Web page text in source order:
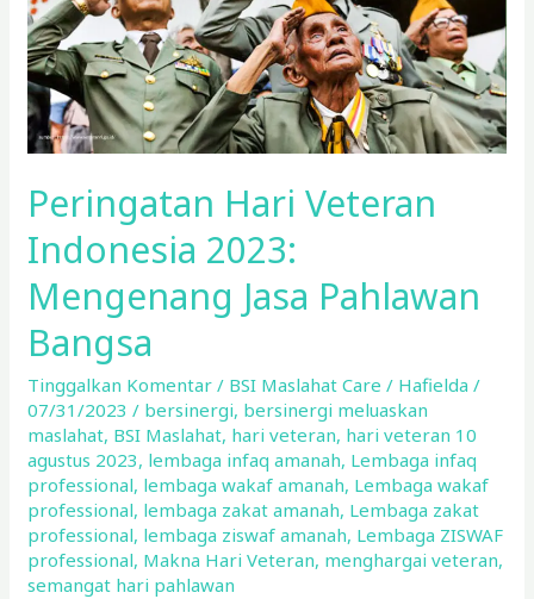
Peringatan Hari Veteran
Indonesia 2023:
Mengenang Jasa Pahlawan
Bangsa
Tinggalkan Komentar / BSI Maslahat Care / Hafielda/
07/31/2023/ bersinergi, bersinergi meluaskan
maslahat, BSI Maslahat, hari veteran, hari veteran 10
agustus 2023, lembaga infaq amanah, Lembaga infaq
professional, lembaga wakaf amanah, Lembaga wakaf
professional, lembaga zakat amanah, Lembaga zakat
professional, lembaga ziswaf amanah, Lembaga ZISWAF
professional, Makna Hari Veteran, menghargai veteran,
semangat hari pahlawan
Jasa
Pahlawan
Bangsa